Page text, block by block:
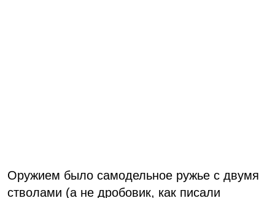
Оружием было самодельное ружье с двумя
стволами (а не дробовик, как писали